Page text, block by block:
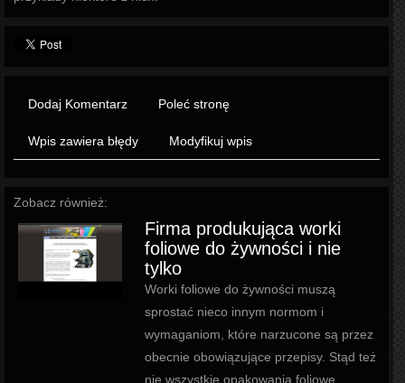
Dodaj Komentarz Poleć stronę
Wpis zawiera błędy Modyfikuj wpis
Zobacz również:
Firma produkująca worki
foliowe do żywności i nie
tylko
Worki foliowe do żywności muszą
sprostać nieco innym normom i
wymaganiom, które narzucone są przez
obecnie obowiązujące przepisy. Stąd też
nie wszystkie opakowania foliowe